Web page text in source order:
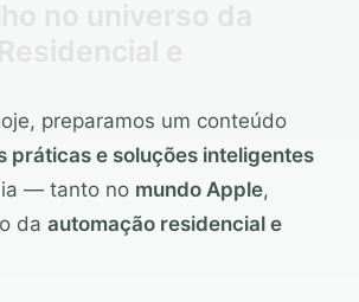
preparamos um conteúdo
práticas e soluções inteligentes
— tanto no mundo Apple,
da automação residencial e